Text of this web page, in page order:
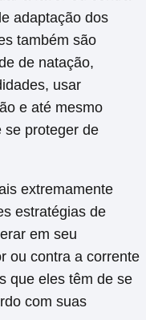
adaptação dos
também são
de natação,
usar
e até mesmo
se proteger de
extremamente
estratégias de
em seu
ou contra a corrente
que eles têm de se
com suas